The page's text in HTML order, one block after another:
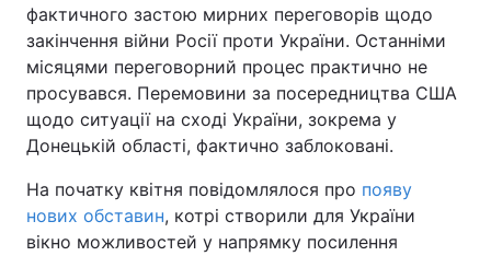
фактичного застою мирних переговорів щодо
закінчення війни Росії проти України. Останніми
місяцями переговорний процес практично не
просувався. Перемовини за посередництва США
щодо ситуації на сході України, зокрема у
Донецькій області, фактично заблоковані.
На початку квітня повідомлялося про появу
нових обставин, котрі створили для України
вікно можливостей у напрямку посилення